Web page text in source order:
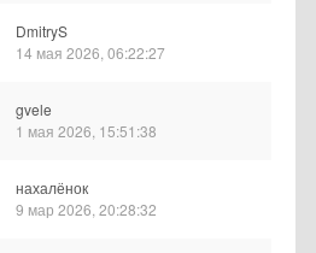
DmitryS
14 мая 2026, 06:22:27
gvele
1 мая 2026, 15:51:38
нахалёнок
9 мар 2026, 20:28:32